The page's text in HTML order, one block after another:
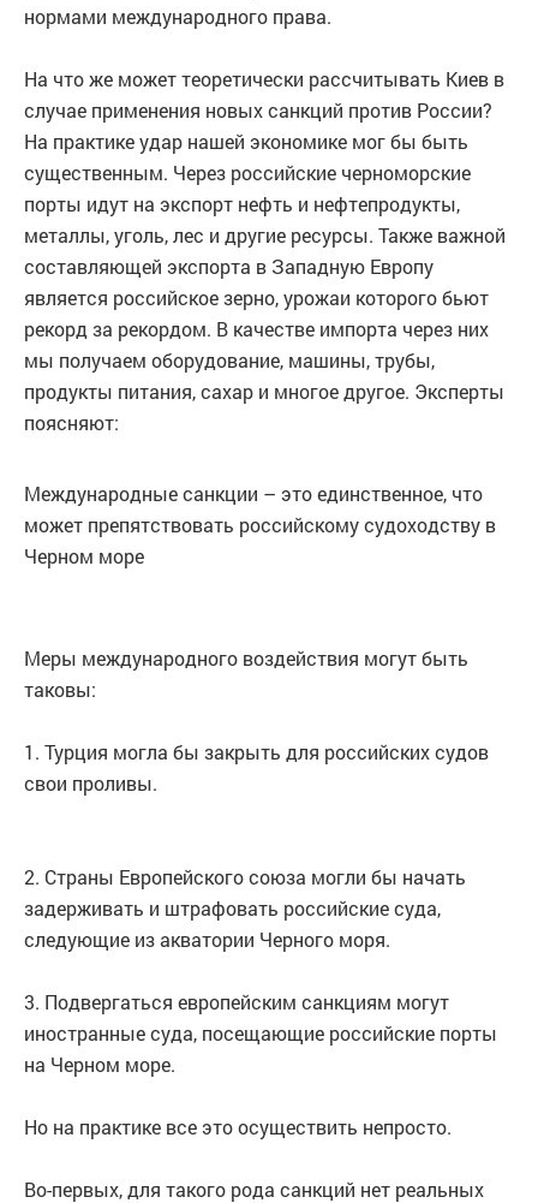
нормами международного права.
На что же может теоретически рассчитывать Киев в
случае применения новых санкций против России?
На практике удар нашей экономике мог бы быть
существенным. Через российские черноморские
порты идут на экспорт нефть и нефтепродукты,
металлы, уголь, лес и другие ресурсы. Также важной
составляющей экспорта в Западную Европу
является российское зерно, урожаи которого бьют
рекорд за рекордом. В качестве импорта через них
мы получаем оборудование, машины, трубы,
продукты питания, сахар и многое другое. Эксперты
поясняют:
Международные санкции – это единственное, что
может препятствовать российскому судоходству в
Черном море
Меры международного воздействия могут быть
таковы:
1. Турция могла бы закрыть для российских судов
свои проливы.
2. Страны Европейского союза могли бы начать
задерживать и штрафовать российские суда,
следующие из акватории Черного моря.
3. Подвергаться европейским санкциям могут
иностранные суда, посещающие российские порты
на Черном море.
Но на практике все это осуществить непросто.
Во-первых, для такого рода санкций нет реальных